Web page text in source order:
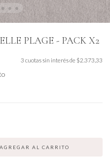
PLAGE - PACK X2
3 cuotas sin interés de $2.373,33